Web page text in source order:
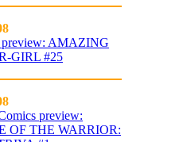
preview: AMAZING
GIRL #25
preview:
OF THE WARRIOR: